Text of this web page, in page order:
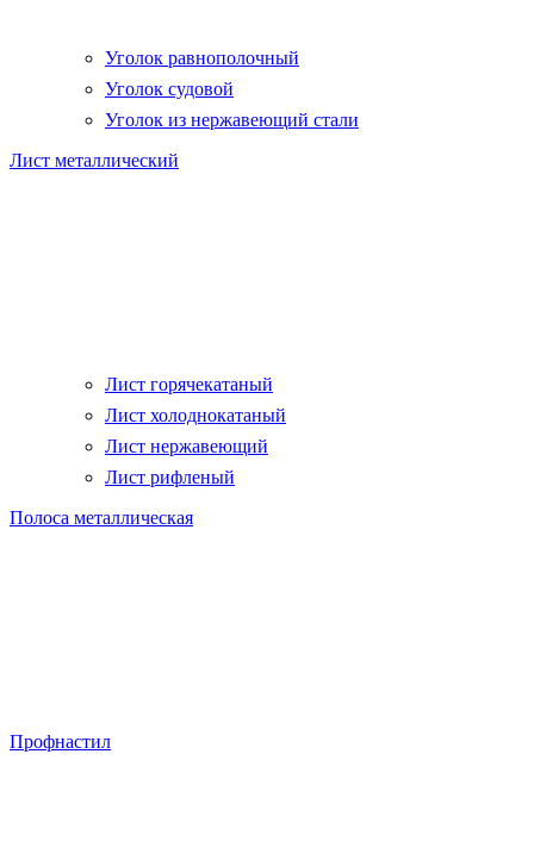
Уголок равнополочный
Уголок судовой
Уголок из нержавеющий стали
Лист металлический
Лист горячекатаный
Лист холоднокатаный
Лист нержавеющий
Лист рифленый
Полоса металлическая
Профнастил